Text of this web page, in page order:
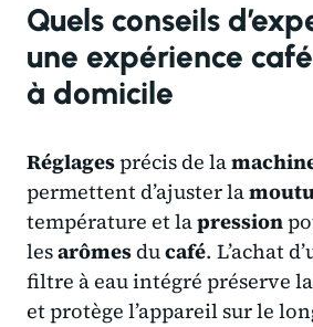
Quels conseils
une expérience
à domicile
Réglagesprécis de la
permettent d’ajuster la
température et lapression
lesarômesducafé. L’achat
filtre à eau intégré préserve
et protège l’appareil sur le